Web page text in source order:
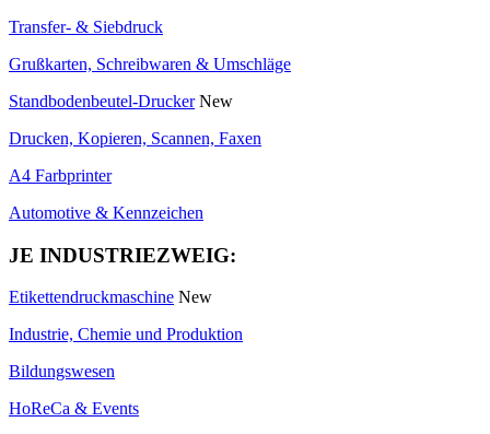
Transfer- & Siebdruck
Grußkarten, Schreibwaren & Umschläge
Standbodenbeutel-Drucker New
Drucken, Kopieren, Scannen, Faxen
A4 Farbprinter
Automotive & Kennzeichen
JE INDUSTRIEZWEIG:
Etikettendruckmaschine New
Industrie, Chemie und Produktion
Bildungswesen
HoReCa & Events